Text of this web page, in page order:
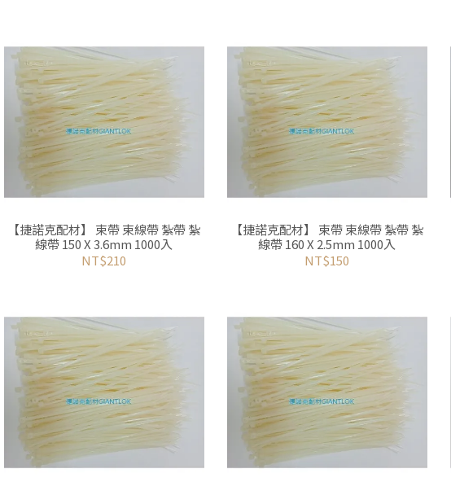
【捷諾克配材】 束帶 束線帶 紮帶 紮
線帶 150 X 3.6mm 1000入
NT$210
【捷諾克配材】 束帶 束線帶 紮帶 紮
線帶 160 X 2.5mm 1000入
NT$150